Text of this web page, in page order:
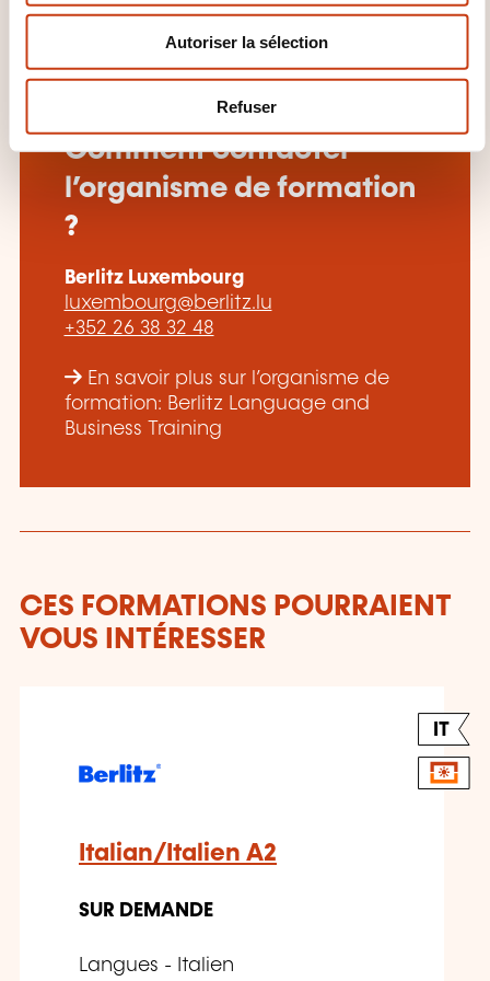
n
Autoriser la sélection
Refuser
Comment contacter
l’organisme de formation
?
Berlitz Luxembourg
luxembourg@berlitz.lu
+352 26 38 32 48
En savoir plus sur l’organisme de
formation: Berlitz Language and
Business Training
CES FORMATIONS POURRAIENT
VOUS INTÉRESSER
IT
Italian/Italien A2
SUR DEMANDE
Langues - Italien